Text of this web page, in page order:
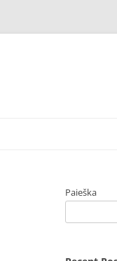
Paieška